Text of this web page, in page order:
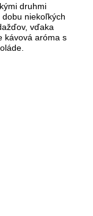
druhmi
niekoľkých
vďaka
kávová aróma s